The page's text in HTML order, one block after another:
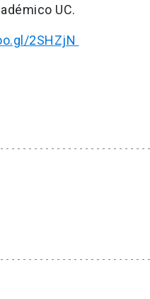
UC.
2SHZjN